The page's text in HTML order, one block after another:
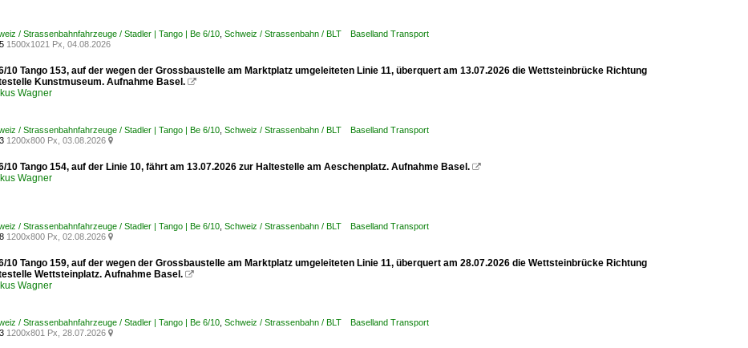
/ Strassenbahnfahrzeuge / Stadler | Tango | Be 6/10 Schweiz / Strassenbahn / BLT Baselland Transport
1500x1021 Px, 04.08.2026
10 Tango 153, auf der wegen der Grossbaustelle am Marktplatz umgeleiteten Linie 11, überquert am 13.07.2026 die Wettsteinbrücke Richtung
Kunstmuseum. Aufnahme Basel. 
Wagner
/ Strassenbahnfahrzeuge / Stadler | Tango | Be 6/10 Schweiz / Strassenbahn / BLT Baselland Transport
1200x800 Px, 03.08.2026 
10 Tango 154, auf der Linie 10, fährt am 13.07.2026 zur Haltestelle am Aeschenplatz. Aufnahme Basel. 
Wagner
/ Strassenbahnfahrzeuge / Stadler | Tango | Be 6/10 Schweiz / Strassenbahn / BLT Baselland Transport
1200x800 Px, 02.08.2026 
10 Tango 159, auf der wegen der Grossbaustelle am Marktplatz umgeleiteten Linie 11, überquert am 28.07.2026 die Wettsteinbrücke Richtung
Wettsteinplatz. Aufnahme Basel. 
Wagner
/ Strassenbahnfahrzeuge / Stadler | Tango | Be 6/10 Schweiz / Strassenbahn / BLT Baselland Transport
1200x801 Px, 28.07.2026 